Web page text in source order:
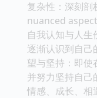
复杂性：深刻剖
nuanced
自我认知与人
逐渐认识到自己
望与坚持：即使
并努力坚持自己
情感、成长、相